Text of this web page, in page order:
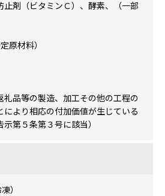
止剤（ビタミンＣ）、酵素、（一部
原材料）
礼品等の製造、加工その他の工程の
により相応の付加価値が生じている
第５条第３号に該当）
）